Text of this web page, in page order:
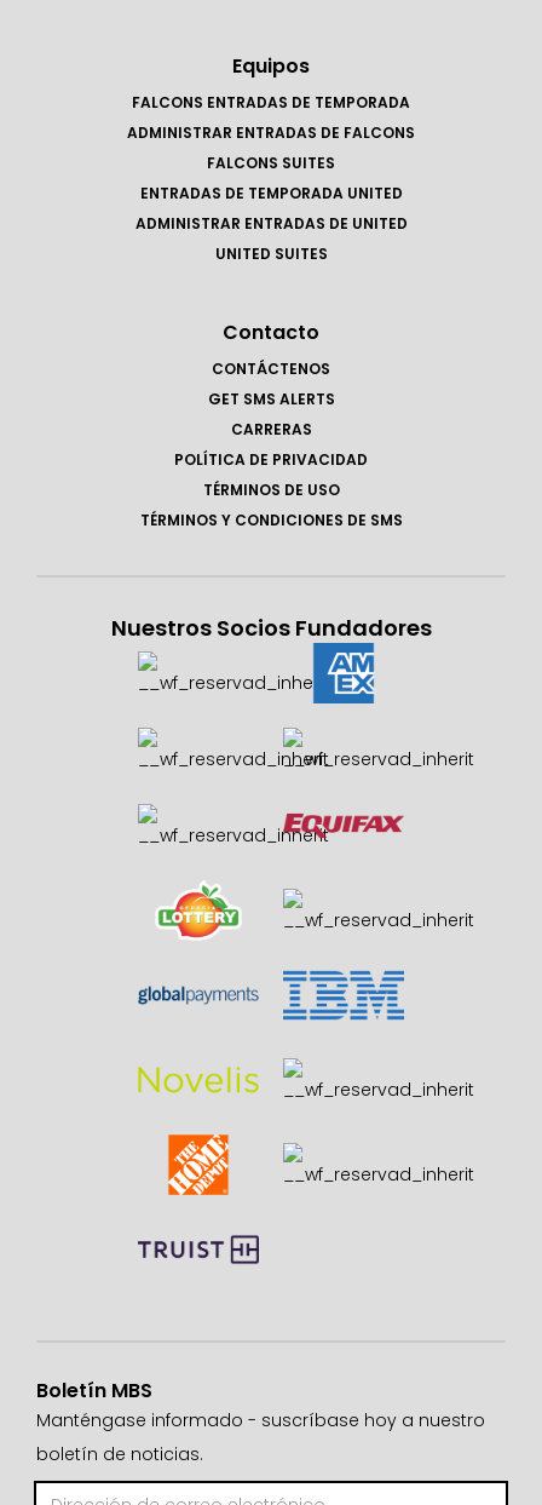
Equipos
FALCONS ENTRADAS DE TEMPORADA
ADMINISTRAR ENTRADAS DE FALCONS
FALCONS SUITES
ENTRADAS DE TEMPORADA UNITED
ADMINISTRAR ENTRADAS DE UNITED
UNITED SUITES
Contacto
CONTÁCTENOS
GET SMS ALERTS
CARRERAS
POLÍTICA DE PRIVACIDAD
TÉRMINOS DE USO
TÉRMINOS Y CONDICIONES DE SMS
Nuestros Socios Fundadores
Boletín MBS
Manténgase informado - suscríbase hoy a nuestro
boletín de noticias.